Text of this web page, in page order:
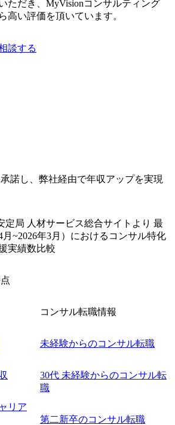
ただき、MyVisionコンサルティング
高い評価を頂いています。
談する
諾し、弊社経由で年収アップを実現
定局 人材サービス総合サイトより 最
月~2026年3月）におけるコンサル特化
実績数比較
リア
コンサル転職情報
未経験からのコンサル転職
30代 未経験からのコンサル転
職
第二新卒のコンサル転職